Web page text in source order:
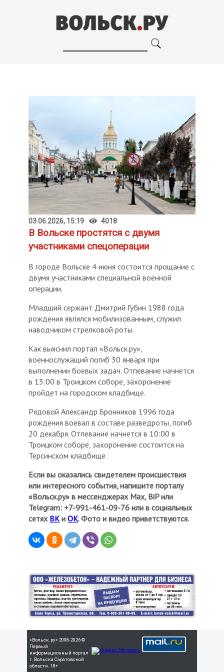
03.06.2026, 15:19 4018
В Вольске простятся с двумя
участниками спецоперации
В городе Вольске 4 июня состоится прощание с
двумя участниками специальной военной
операции.
Младший сержант Дмитрий Губин 1988 года
рождения являлся мобилизованным, служил
наводчиком стрелковой роты.
Как выяснил портал «Вольск.ру»,
военнослужащий погиб 30 января при
выполнении боевых задач. Отпевание начнется
в 13:00 в Троицком соборе, захоронение
пройдет на городском кладбище.
Рядовой Александр Бронников 1996 года
рождения воевал в составе разведроты, погиб
20 декабря. Отпевание начнется в 10:00 в
Троицком соборе, захоронение состоится на
Терсинском кладбище.
Если вы оказались свидетелем происшествия
или интересного события, напишите порталу
«Вольск.ру» в мессенджерах Мах, BiP или
Telegram: +7-991-461-09-76 или в социальных
сетях ВКиОК. Фото и видео приветствуются.
«Вольск.ру» 2008-2026 ©
Первый
информационный портал
г. Вольска Саратовской
области. 18+